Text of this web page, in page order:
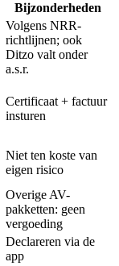
Bijzonderheden
Volgens NRR-
richtlijnen; ook
Ditzo valt onder
a.s.r.
Certificaat + factuur
insturen
Niet ten koste van
eigen risico
Overige AV-
pakketten: geen
vergoeding
Declareren via de
app